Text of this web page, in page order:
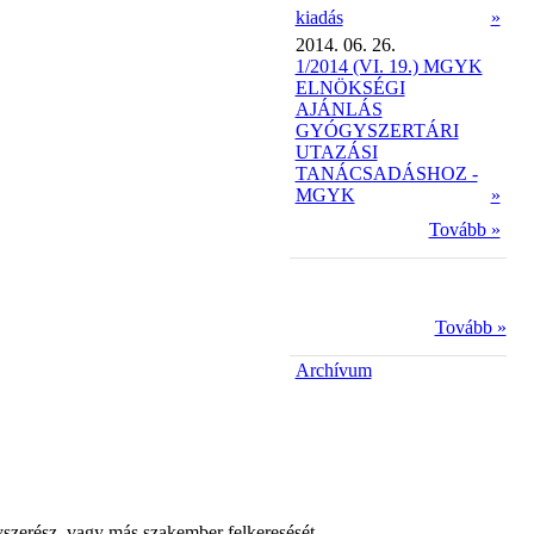
kiadás
»
2014. 06. 26.
1/2014 (VI. 19.) MGYK
ELNÖKSÉGI
AJÁNLÁS
GYÓGYSZERTÁRI
UTAZÁSI
TANÁCSADÁSHOZ -
MGYK
»
Tovább »
Tovább »
Archívum